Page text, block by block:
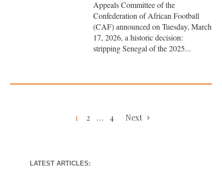
Appeals Committee of the
Confederation of African Football
(CAF) announced on Tuesday, March
17, 2026, a historic decision:
stripping Senegal of the 2025...
1 2 … 4 Next
LATEST ARTICLES: